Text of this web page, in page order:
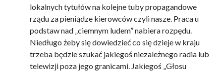
lokalnych tytułów na kolejne tuby propagandowe
rządu za pieniądze kierowców czyli nasze. Praca u
podstaw nad „ciemnym ludem” nabiera rozpędu.
Niedługo żeby się dowiedzieć co się dzieje w kraju
trzeba będzie szukać jakiegoś niezależnego radia lub
telewizji poza jego granicami. Jakiegoś „Głosu